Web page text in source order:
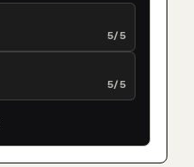
5/5
5/5